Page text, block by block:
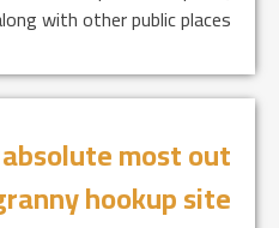
with other public places. […]
most out
hookup site